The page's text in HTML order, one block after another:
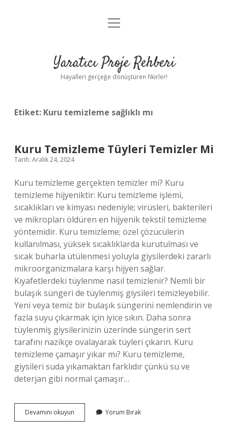
Anasayfa
Yasal Uyarı
menüyü
Yaratıcı Proje Rehberi
Hayalleri gerçeğe dönüştüren fikirler!
Etiket: Kuru temizleme sağlıklı mı
Kuru Temizleme Tüyleri Temizler Mi
Tarih: Aralık 24, 2024
Kuru temizleme gerçekten temizler mi? Kuru
temizleme hijyeniktir: Kuru temizleme işlemi,
sıcaklıkları ve kimyası nedeniyle; virüsleri, bakterileri
ve mikropları öldüren en hijyenik tekstil temizleme
yöntemidir. Kuru temizleme; özel çözücülerin
kullanılması, yüksek sıcaklıklarda kurutulması ve
sıcak buharla ütülenmesi yoluyla giysilerdeki zararlı
mikroorganizmalara karşı hijyen sağlar.
Kıyafetlerdeki tüylenme nasıl temizlenir? Nemli bir
bulaşık süngeri de tüylenmiş giysileri temizleyebilir.
Yeni veya temiz bir bulaşık süngerini nemlendirin ve
fazla suyu çıkarmak için iyice sıkın. Daha sonra
tüylenmiş giysilerinizin üzerinde süngerin sert
tarafını nazikçe ovalayarak tüyleri çıkarın. Kuru
temizleme çamaşır yıkar mı? Kuru temizleme,
giysileri suda yıkamaktan farklıdır çünkü su ve
deterjan gibi normal çamaşır…
Devamını okuyun
Temizleme
Yorum Bırak